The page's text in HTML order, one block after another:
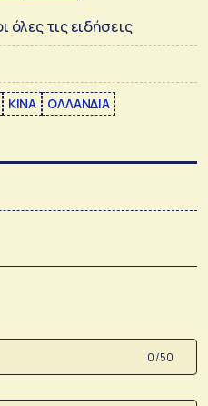
όλες τις ειδήσεις
ΚΙΝΑ ΟΛΛΑΝΔΙΑ
0 /50